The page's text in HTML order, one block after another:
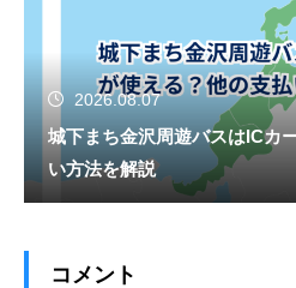
2026.08.07
城下まち金沢周遊バスはICカ
い方法を解説
コメント